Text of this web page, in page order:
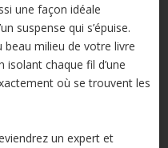
une façon idéale
suspense qui s’épuise.
beau milieu de votre livre
isolant chaque fil d’une
où se trouvent les
un expert et